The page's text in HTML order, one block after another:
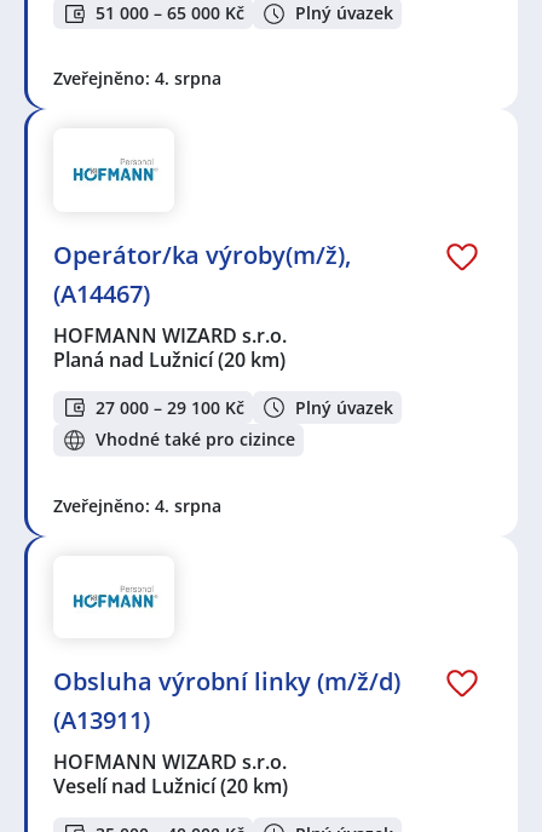
51 000 – 65 000 Kč Plný úvazek
Zveřejněno: 4. srpna
Operátor/ka výroby(m/ž),
(A14467)
HOFMANN WIZARD s.r.o.
Planá nad Lužnicí(20 km)
27 000 – 29 100 Kč
Plný úvazek
Vhodné také pro cizince
Zveřejněno: 4. srpna
Obsluha výrobní linky (m/ž/d)
(A13911)
HOFMANN WIZARD s.r.o.
Veselí nad Lužnicí(20 km)